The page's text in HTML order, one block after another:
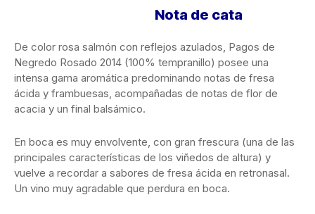
Nota de cata
De color rosa salmón con reflejos azulados, Pagos de
Negredo Rosado 2014 (100% tempranillo) posee una
intensa gama aromática predominando notas de fresa
ácida y frambuesas, acompañadas de notas de flor de
acacia y un final balsámico.
En boca es muy envolvente, con gran frescura (una de las
principales características de los viñedos de altura) y
vuelve a recordar a sabores de fresa ácida en retronasal.
Un vino muy agradable que perdura en boca.